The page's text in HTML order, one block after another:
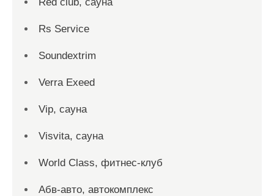
Rs Service
Soundextrim
Verra Exeed
Vip, сауна
Visvita, сауна
World Class, фитнес-клуб
Абв-авто, автокомплекс